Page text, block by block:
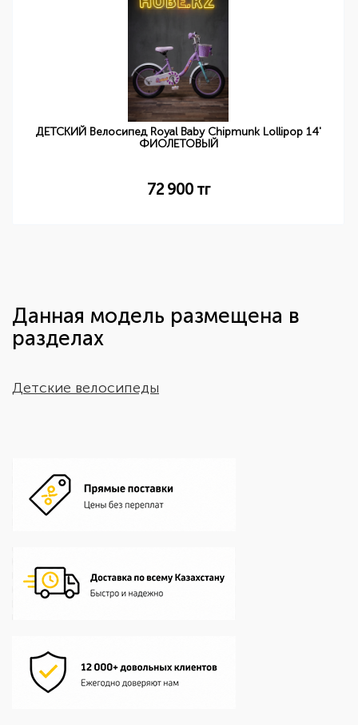
ДЕТСКИЙ Велосипед Royal Baby Chipmunk Lollipop 14'
ФИОЛЕТОВЫЙ
72 900тг
Данная модель размещена в
разделах
Детские велосипеды